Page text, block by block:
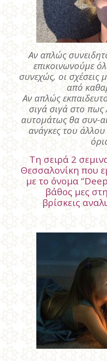
Αν απλώς
επικοινωνούμε
συνεχώς, οι σχέσεις
από
Αν απλώς
σιγά σιγά στο πως
αυτομάτως θα συν-
ανάγκες του
Τη σειρά 2
Θεσσαλονίκη που
με το όνομα
βάθος μες
βρίσκεις